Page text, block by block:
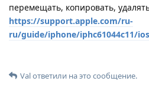
перемещать, копировать,
https://support.apple.com/ru-
ru/guide/iphone/iphc61044c11/ios
Valответили на это сообщение.